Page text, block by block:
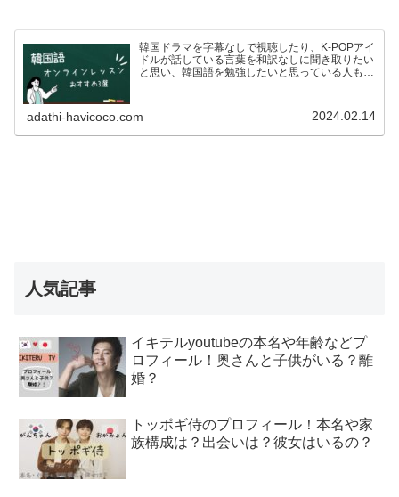
韓国ドラマを字幕なしで視聴したり、K-POPアイ
ドルが話している言葉を和訳なしに聞き取りたい
と思い、韓国語を勉強したいと思っている人も多
adathi-havicoco.com 2024.02.14
人気記事
イキテルyoutubeの本名や年齢などプ
ロフィール！奥さんと子供がいる？離
婚？
トッポギ侍のプロフィール！本名や家
族構成は？出会いは？彼女はいるの？